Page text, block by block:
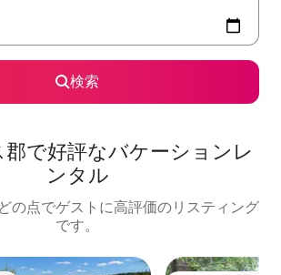
検索
で好評なバケーションレ
ンタル
の点でゲストに高評価のリスティング
です。